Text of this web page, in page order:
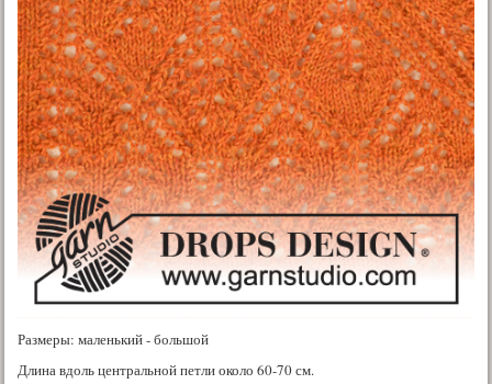
Размеры: маленький - большой
Длина вдоль центральной петли около 60-70 см.